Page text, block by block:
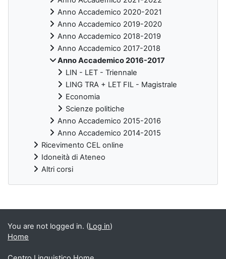
Anno Accademico 2020-2021
Anno Accademico 2019-2020
Anno Accademico 2018-2019
Anno Accademico 2017-2018
Anno Accademico 2016-2017
LIN - LET - Triennale
LING TRA + LET FIL - Magistrale
Economia
Scienze politiche
Anno Accademico 2015-2016
Anno Accademico 2014-2015
Ricevimento CEL online
Idoneità di Ateneo
Altri corsi
Supplementary blocks
You are not logged in. (Log in)
Home